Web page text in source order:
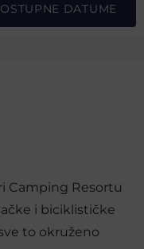
DATUME
Camping Resortu
i biciklističke
to okruženo